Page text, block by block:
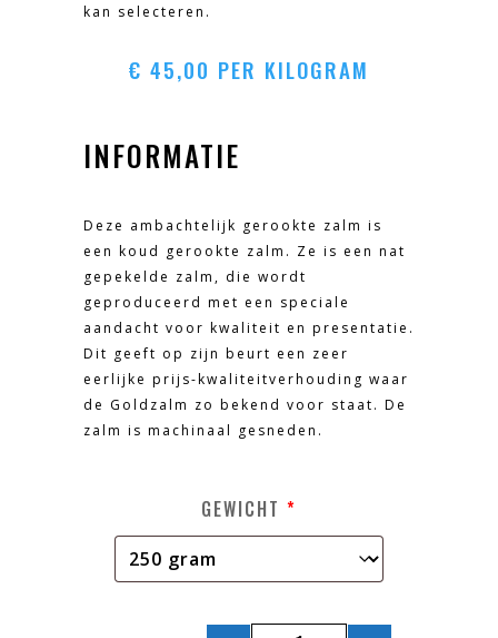
kan selecteren.
€ 45,00 PER KILOGRAM
INFORMATIE
Deze ambachtelijk gerookte zalm is
een koud gerookte zalm. Ze is een nat
gepekelde zalm, die wordt
geproduceerd met een speciale
aandacht voor kwaliteit en presentatie.
Dit geeft op zijn beurt een zeer
eerlijke prijs-kwaliteitverhouding waar
de Goldzalm zo bekend voor staat. De
zalm is machinaal gesneden.
GEWICHT *